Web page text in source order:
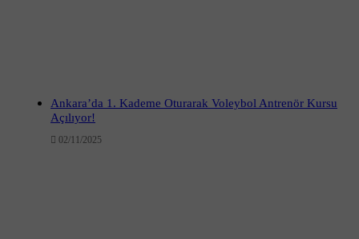
Ankara’da 1. Kademe Oturarak Voleybol Antrenör Kursu
Açılıyor!
02/11/2025